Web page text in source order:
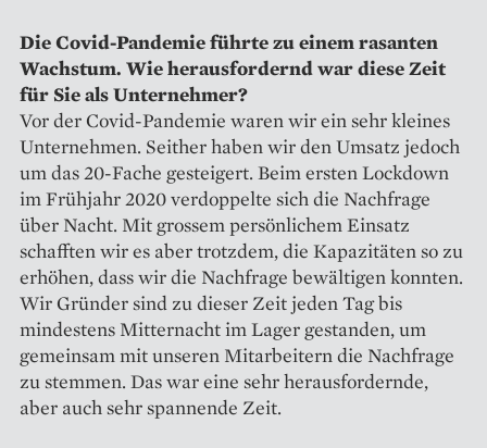
Die Covid-Pandemie führte zu einem rasanten
Wachstum. Wie heraus­fordernd war diese Zeit
für Sie als Unternehmer?
Vor der Covid-Pandemie waren wir ein sehr kleines
Unternehmen. Seither haben wir den Umsatz jedoch
um das 20-Fache gesteigert. Beim ersten Lockdown
im Frühjahr 2020 verdoppelte sich die Nachfrage
über Nacht. Mit grossem persönlichem Einsatz
schafften wir es aber trotzdem, die Kapazitäten so zu
erhöhen, dass wir die Nachfrage bewältigen konnten.
Wir Gründer sind zu dieser Zeit jeden Tag bis
mindestens Mitternacht im Lager gestanden, um
gemeinsam mit unseren Mitarbeitern die Nachfrage
zu stemmen. Das war eine sehr herausfordernde,
aber auch sehr spannende Zeit.